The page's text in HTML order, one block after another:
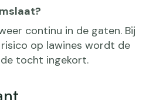
continu in de gaten. Bij
op lawines wordt de
tocht ingekort.